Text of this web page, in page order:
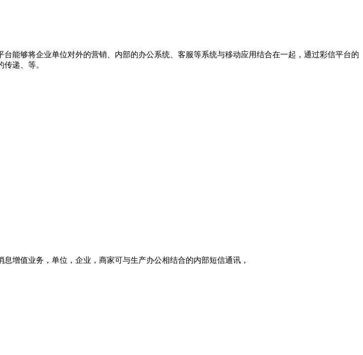
能够将企业单位对外的营销、内部的办公系统、客服等系统与移动应用结合在一起，通过彩信平台的
递、等。
增值业务，单位，企业，商家可与生产办公相结合的内部短信通讯，